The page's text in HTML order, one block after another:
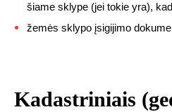
šiame sklype (jei tokie yra),
žemės sklypo įsigijimo
Kadastriniais